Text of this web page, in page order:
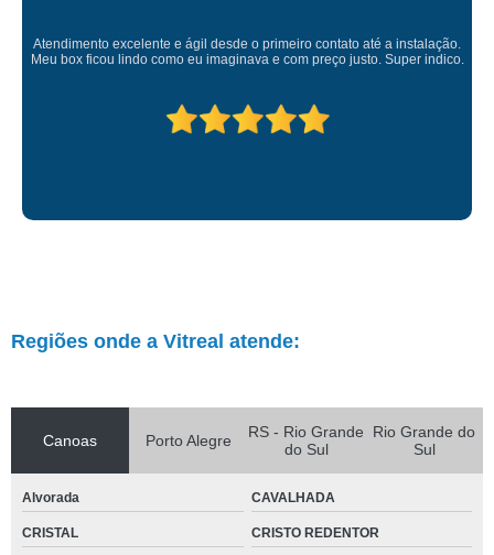
Atendimento excelente e ágil desde o primeiro contato até a instalação.
Meu box ficou lindo como eu imaginava e com preço justo. Super indico.
Regiões onde a Vitreal atende:
Canoas Porto Alegre
RS - Rio Grande
do Sul
Rio Grande do
Sul
Alvorada CAVALHADA
CRISTAL CRISTO REDENTOR